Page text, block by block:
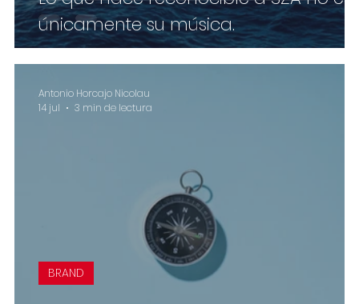
únicamente su música.
BRAND
Antonio Horcajo Nicolau
14 jul
3 min de lectura